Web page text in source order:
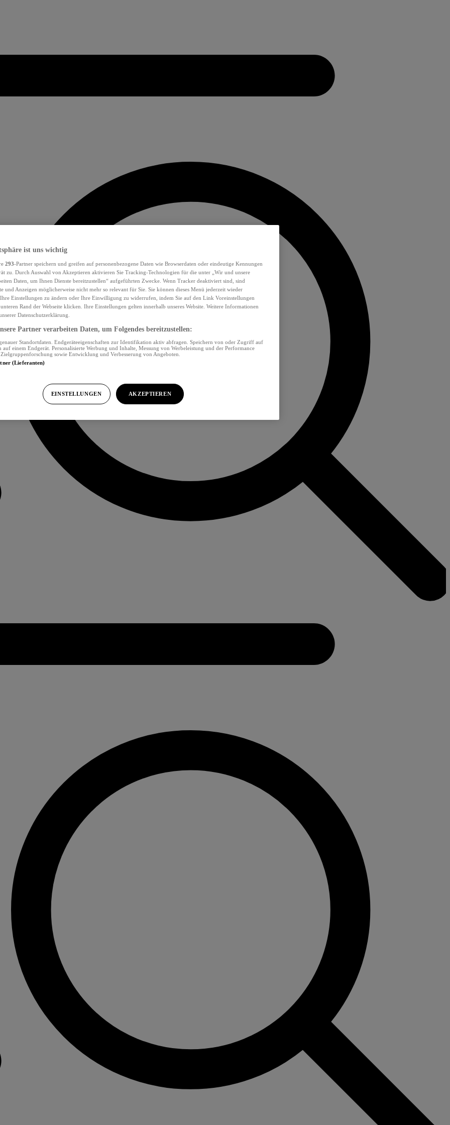
ist uns wichtig
293-Partner speichern und greifen auf personenbezogene Daten wie Browserdaten oder eindeutige Kennungen
zu. Durch Auswahl von Akzeptieren aktivieren Sie Tracking-Technologien für die unter „Wir und unsere
Daten, um Ihnen Dienste bereitzustellen“ aufgeführten Zwecke. Wenn Tracker deaktiviert sind, sind
und Anzeigen möglicherweise nicht mehr so relevant für Sie. Sie können dieses Menü jederzeit wieder
Einstellungen zu ändern oder Ihre Einwilligung zu widerrufen, indem Sie auf den Link Voreinstellungen
Rand der Webseite klicken. Ihre Einstellungen gelten innerhalb unseres Website. Weitere Informationen
Datenschutzerklärung.
Partner verarbeiten Daten, um Folgendes bereitzustellen:
Standortdaten. Endgeräteeigenschaften zur Identifikation aktiv abfragen. Speichern von oder Zugriff auf
einem Endgerät. Personalisierte Werbung und Inhalte, Messung von Werbeleistung und der Performance
sowie Entwicklung und Verbesserung von Angeboten.
(Lieferanten)
EINSTELLUNGEN AKZEPTIEREN